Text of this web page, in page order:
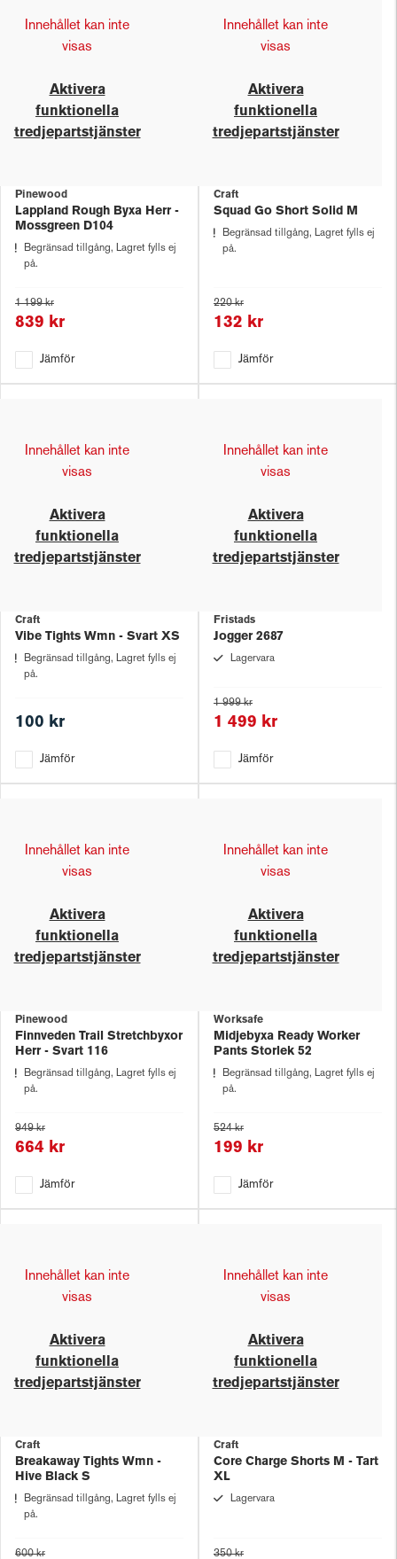
Innehållet kan inte
visas
Aktivera
funktionella
tredjepartstjänster
Pinewood
Lappland Rough Byxa Herr -
Mossgreen D104
Begränsad tillgång, Lagret fylls ej
på.
1 199 kr
839 kr
Jämför
Innehållet kan inte
visas
Aktivera
funktionella
tredjepartstjänster
Craft
Squad Go Short Solid M
Begränsad tillgång, Lagret fylls ej
på.
220 kr
132 kr
Jämför
Innehållet kan inte
visas
Aktivera
funktionella
tredjepartstjänster
Craft
Vibe Tights Wmn - Svart XS
Begränsad tillgång, Lagret fylls ej
på.
100 kr
Jämför
Innehållet kan inte
visas
Aktivera
funktionella
tredjepartstjänster
Fristads
Jogger 2687
Lagervara
1 999 kr
1 499 kr
Jämför
Innehållet kan inte
visas
Aktivera
funktionella
tredjepartstjänster
Pinewood
Finnveden Trail Stretchbyxor
Herr - Svart 116
Begränsad tillgång, Lagret fylls ej
på.
949 kr
664 kr
Jämför
Innehållet kan inte
visas
Aktivera
funktionella
tredjepartstjänster
Worksafe
Midjebyxa Ready Worker
Pants Storlek 52
Begränsad tillgång, Lagret fylls ej
på.
524 kr
199 kr
Jämför
Innehållet kan inte
visas
Aktivera
funktionella
tredjepartstjänster
Craft
Breakaway Tights Wmn -
Hive Black S
Begränsad tillgång, Lagret fylls ej
på.
600 kr
Innehållet kan inte
visas
Aktivera
funktionella
tredjepartstjänster
Craft
Core Charge Shorts M - Tart
XL
Lagervara
350 kr